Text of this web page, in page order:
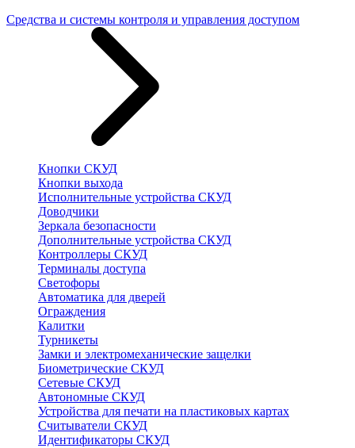
Средства и системы контроля и управления доступом
Кнопки СКУД
Кнопки выхода
Исполнительные устройства СКУД
Доводчики
Зеркала безопасности
Дополнительные устройства СКУД
Контроллеры СКУД
Терминалы доступа
Светофоры
Автоматика для дверей
Ограждения
Калитки
Турникеты
Замки и электромеханические защелки
Биометрические СКУД
Сетевые СКУД
Автономные СКУД
Устройства для печати на пластиковых картах
Считыватели СКУД
Идентификаторы СКУД